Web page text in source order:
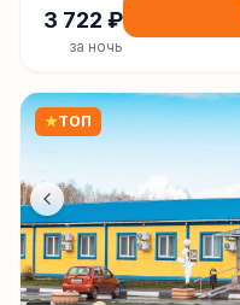
3 722 ₽
за ночь
★ТОП